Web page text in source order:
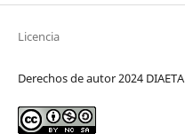
Licencia
Derechos de autor 2024 DIAETA